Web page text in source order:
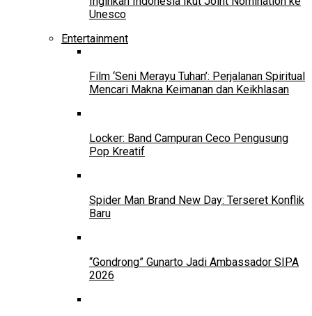
Unesco
Entertainment
Film ‘Seni Merayu Tuhan’: Perjalanan Spiritual
Mencari Makna Keimanan dan Keikhlasan
Locker: Band Campuran Ceco Pengusung
Pop Kreatif
Spider Man Brand New Day: Terseret Konflik
Baru
“Gondrong” Gunarto Jadi Ambassador SIPA
2026